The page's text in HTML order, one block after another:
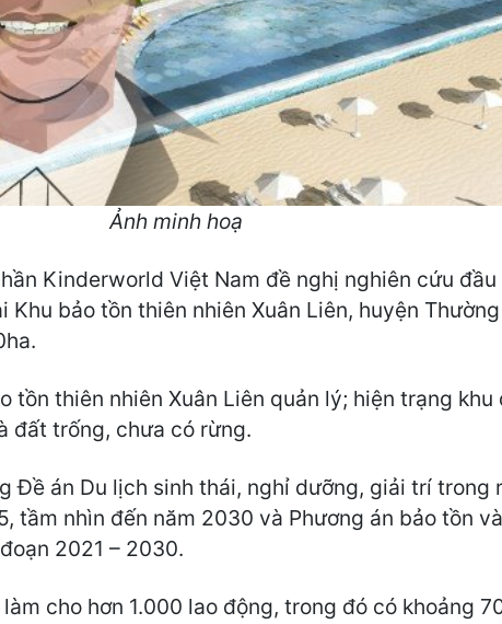
Ảnh minh hoạ
Kinderworld Việt Nam đề nghị nghiên cứu
bảo tồn thiên nhiên Xuân Liên, huyện
tồn thiên nhiên Xuân Liên quản lý; hiện trạng
đất trống, chưa có rừng.
Đề án Du lịch sinh thái, nghỉ dưỡng, giải trí trong
tầm nhìn đến năm 2030 và Phương án bảo tồn
2021 – 2030.
cho hơn 1.000 lao động, trong đó có khoảng